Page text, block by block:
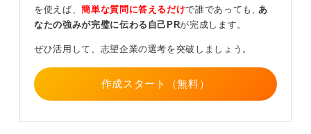
ポータブルスキルのおもなものには、論理的思考力、コ
ミュニケーション能力、問題解決能力、プレゼンテーシ
ず、アルバイトや学生時代のことでも差支えありませ
ん。
ポータブルスキルを活用して数値で伝わるエピソー
を使えば、簡単な質問に答えるだけで誰であっても, あ
なたの強みが完璧に伝わる自己PRが完成します。
ぜひ活用して、志望企業の選考を突破しましょう。
作成スタート（無料）